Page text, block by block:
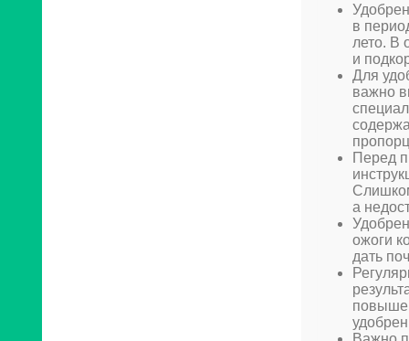
в
лето. В
и
Для
важно
Перед
а
ожоги
дать